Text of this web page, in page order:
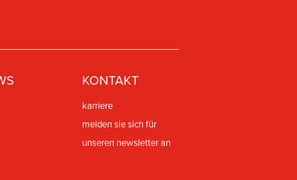
KONTAKT
karriere
melden sie sich für
unseren newsletter an